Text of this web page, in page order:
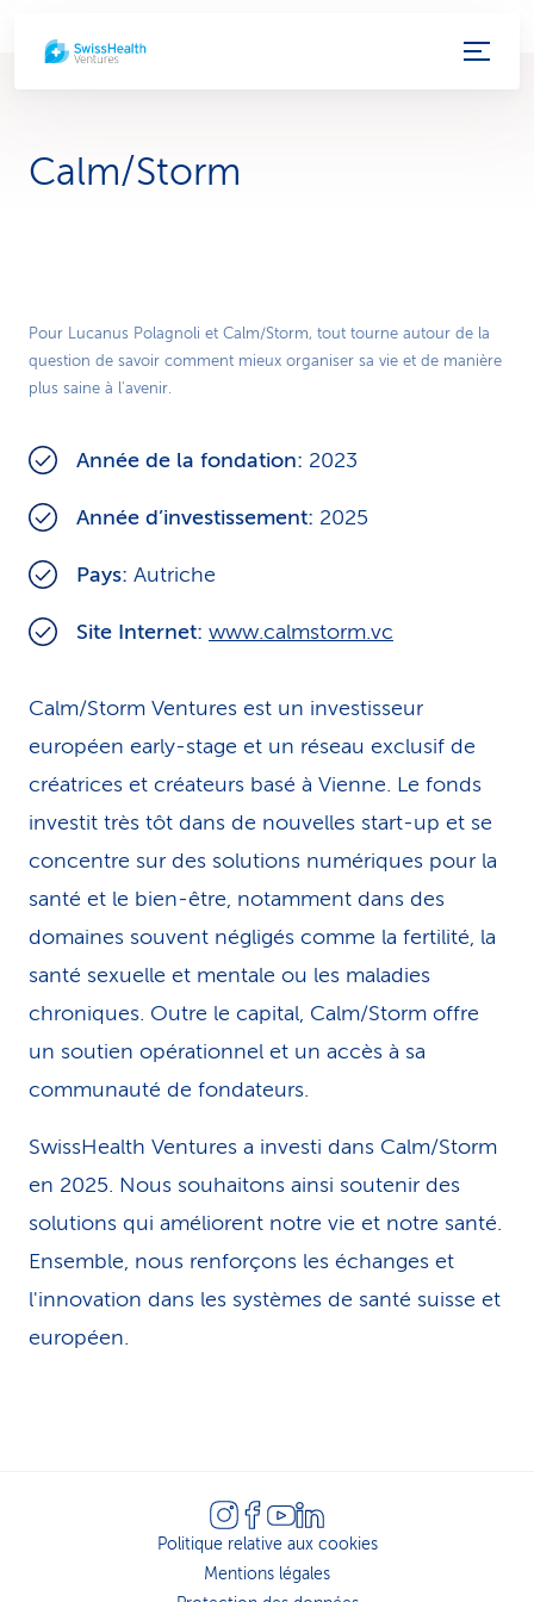
L
e
Calm/Storm
Play
Video
Pour Lucanus Polagnoli et Calm/Storm, tout tourne autour de la
question de savoir comment mieux organiser sa vie et de manière
plus saine à l'avenir.
Année de la fondation: 2023
Année d’investissement: 2025
Pays: Autriche
Site Internet: www.calmstorm.vc
Calm/Storm Ventures est un investisseur
européen early-stage et un réseau exclusif de
créatrices et créateurs basé à Vienne. Le fonds
investit très tôt dans de nouvelles start-up et se
concentre sur des solutions numériques pour la
santé et le bien-être, notamment dans des
domaines souvent négligés comme la fertilité, la
santé sexuelle et mentale ou les maladies
chroniques. Outre le capital, Calm/Storm offre
un soutien opérationnel et un accès à sa
communauté de fondateurs.
SwissHealth Ventures a investi dans Calm/Storm
en 2025. Nous souhaitons ainsi soutenir des
solutions qui améliorent notre vie et notre santé.
Ensemble, nous renforçons les échanges et
l'innovation dans les systèmes de santé suisse et
européen.
Politique relative aux cookies
Mentions légales